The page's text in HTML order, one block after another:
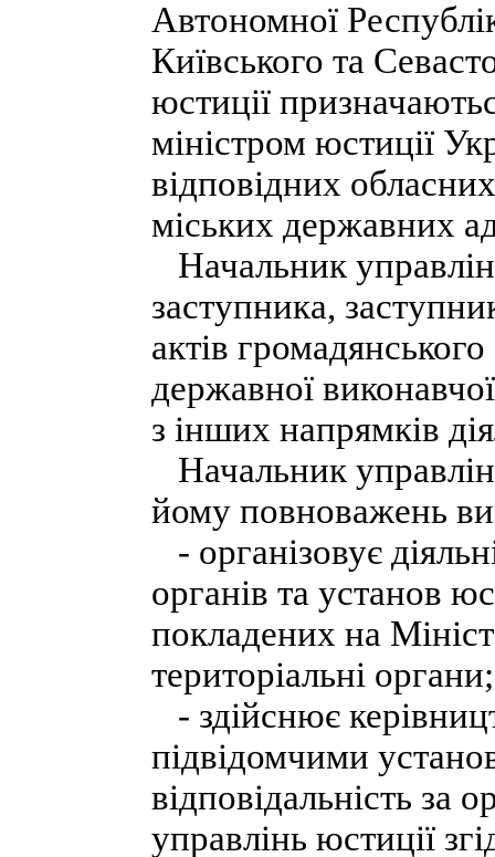
Автономної
Київського та
юстиції
міністром юстиції
відповідних
міських державних
Начальник
заступника,
актів
державної
з інших напрямків
Начальник
йому повноважень
- організовує
органів та установ
покладених на
територіальні органи;
- здійснює
підвідомчими
відповідальність за
управлінь юстиції